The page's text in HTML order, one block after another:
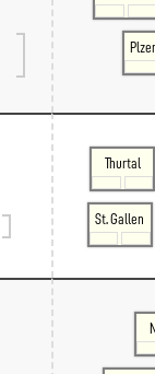
Thurtal
St. Gallen